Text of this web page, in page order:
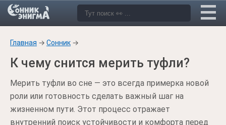
Главная → Сонник →
К чему снится мерить туфли?
Мерить туфли во сне — это всегда примерка новой
роли или готовность сделать важный шаг на
жизненном пути. Этот процесс отражает
внутренний поиск устойчивости и комфорта перед